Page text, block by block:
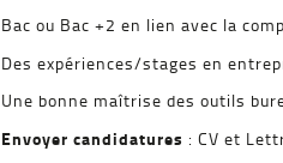
Bac ou Bac +2 en lien avec la
Des expériences/stages en
Une bonne maîtrise des outils
Envoyer candidatures : CV et